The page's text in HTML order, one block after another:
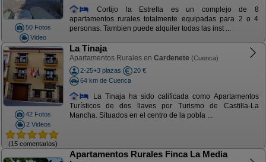
50 Fotos
Video
Cortijo la Estrella es un complejo de 8
apartamentos rurales totalmente equipadas para 2 o 4
personas. Tambien puede alquiler todas las inst ...
42 Fotos
2 Videos
(15 comentarios)
La Tinaja
Apartamentos Rurales en Cardenete (Cuenca)
2-25+3 plazas
20 €
64 km de Cuenca
La Tinaja ha sido calificada como Apartamentos
Turísticos de dos llaves por Turismo de Castilla-La
Mancha. Situados en el centro de la pobla ...
Apartamentos Rurales Finca La Media